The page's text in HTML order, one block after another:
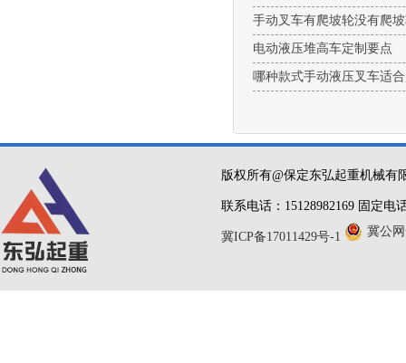
手动叉车有爬坡轮没有爬
电动液压堆高车定制要点
哪种款式手动液压叉车适
版权所有@保定东弘起重机械
联系电话：15128982169 固定电
冀ICP备17011429号-1 冀公网